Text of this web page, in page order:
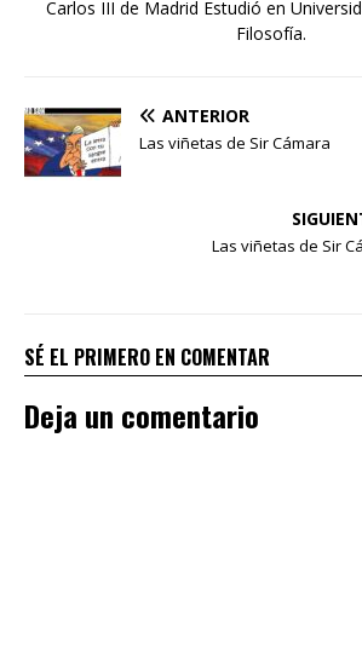
Carlos III de Madrid Estudió en
Filosofía.
ANTERIOR
Las viñetas de Sir Cámara
Las viñetas de Sir
SÉ EL PRIMERO EN COMENTAR
Deja un comentario